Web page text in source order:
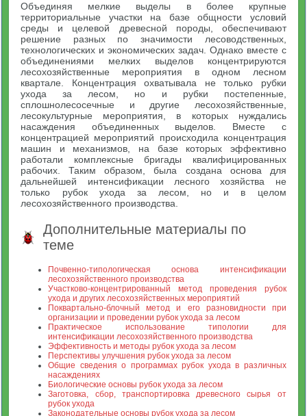
Объединяя мелкие выделы в более крупные
территориальные участки на базе общности условий
среды и целевой древесной породы, обеспечивают
решение разных по значимости лесоводственных,
технологических и экономических задач. Однако вместе с
объединениями мелких выделов концентрируются
лесохозяйственные мероприятия в одном лесном
квартале. Концентрация охватывала не только рубки
ухода за лесом, но и рубки постепенные,
сплошнолесосечные и другие лесохозяйственные,
лесокультурные мероприятия, в которых нуждались
насаждения объединенных выделов. Вместе с
концентрацией мероприятий происходила концентрация
машин и механизмов, на базе которых эффективно
работали комплексные бригады квалифицированных
рабочих. Таким образом, была создана основа для
дальнейшей интенсификации лесного хозяйства не
только рубок ухода за лесом, но и в целом
лесохозяйственного производства.
Дополнительные материалы по
теме
Почвенно-типологическая основа интенсификации
лесохозяйственного производства
Участково-концентрированный метод проведения рубок
ухода и других лесохозяйственных мероприятий
Поквартально-блочный метод и его разновидности при
организации и проведении рубок ухода за лесом
Практическое использование типологии для
интенсификации лесохозяйственного производства
Эффективность и методы рубок ухода за лесом
Перспективы улучшения рубок ухода за лесом
Общие сведения о программах рубок ухода в различных
насаждениях
Биологические основы рубок ухода за лесом
Заготовка, сбор, транспортировка древесного сырья от
рубок ухода
Законодательные основы рубок ухода за лесом